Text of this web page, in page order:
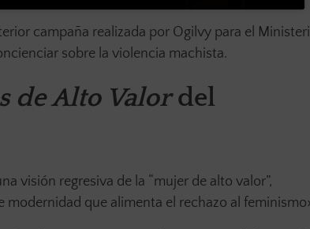
campaña realizada por Ogilvy para el
sobre la violencia machista.
de Alto Valordel
visión regresiva de la “mujer de alto valor”,
modernidad que alimenta el rechazo al